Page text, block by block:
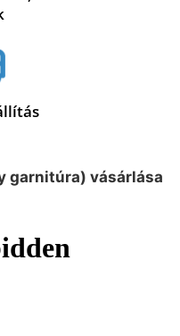
garnitúra) vásárlása